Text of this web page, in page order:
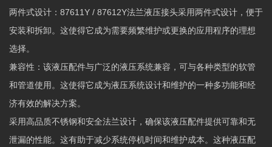
两件式设计：87611Y / 87612Y法兰液压接头采用两件式设计，便于
安装和拆卸。这使得它成为需要频繁维护或更换的应用程序的理想
选择。
兼容性：该液压配件与广泛的液压系统兼容，可与各种类型的软管
和管道使用。这使得它成为液压系统设计和维护的一种多功能和经
济有效的解决方案。
采用高品质不锈钢和安全法兰设计，确保该液压配件提供可靠和无
泄漏的性能。这有助于减少系统停机时间和维护成本。这种液压配